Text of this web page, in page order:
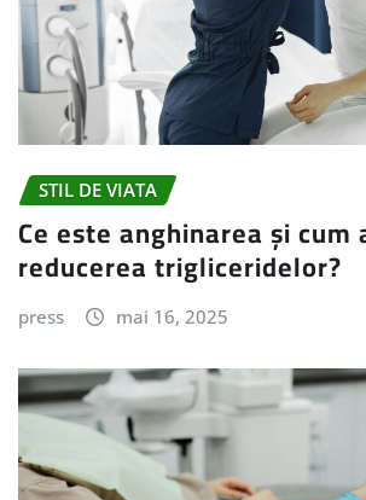
STIL DE VIATA
Ce este anghinarea și cum
reducerea trigliceridelor?
press mai 16, 2025